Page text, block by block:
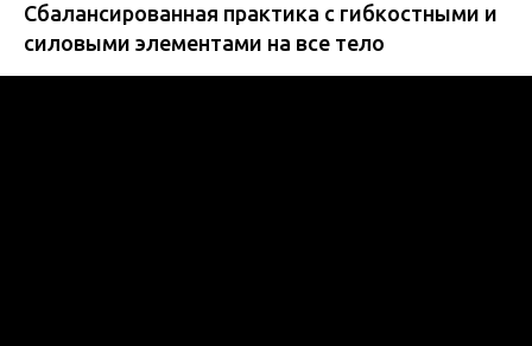
Сбалансированная практика с гибкостными и
силовыми элементами на все тело